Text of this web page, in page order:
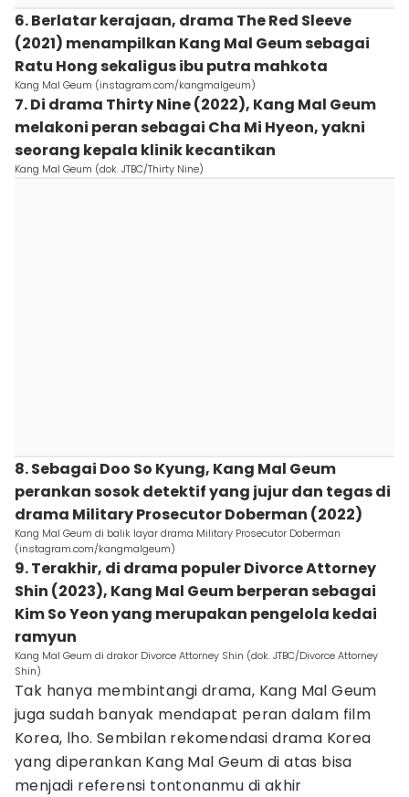
6. Berlatar kerajaan, drama The Red Sleeve
(2021) menampilkan Kang Mal Geum sebagai
Ratu Hong sekaligus ibu putra mahkota
Kang Mal Geum (instagram.com/kangmalgeum)
7. Di drama Thirty Nine (2022), Kang Mal Geum
melakoni peran sebagai Cha Mi Hyeon, yakni
seorang kepala klinik kecantikan
Kang Mal Geum (dok. JTBC/Thirty Nine)
8. Sebagai Doo So Kyung, Kang Mal Geum
perankan sosok detektif yang jujur dan tegas di
drama Military Prosecutor Doberman (2022)
Kang Mal Geum di balik layar drama Military Prosecutor Doberman
(instagram.com/kangmalgeum)
9. Terakhir, di drama populer Divorce Attorney
Shin (2023), Kang Mal Geum berperan sebagai
Kim So Yeon yang merupakan pengelola kedai
ramyun
Kang Mal Geum di drakor Divorce Attorney Shin (dok. JTBC/Divorce Attorney
Shin)
Tak hanya membintangi drama, Kang Mal Geum
juga sudah banyak mendapat peran dalam film
Korea, lho. Sembilan rekomendasi drama Korea
yang diperankan Kang Mal Geum di atas bisa
menjadi referensi tontonanmu di akhir